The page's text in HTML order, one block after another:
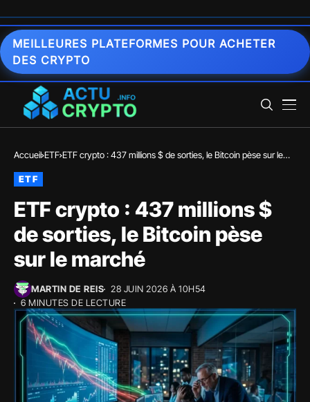
MEILLEURES PLATEFORMES POUR ACHETER
DES CRYPTO
Accueil ETF ETF crypto : 437 millions $ de sorties, le Bitcoin pèse sur le
ETF
ETF crypto : 437 millions $
de sorties, le Bitcoin pèse
sur le marché
MARTIN DE REIS
28 JUIN 2026 À 10H54
6 MINUTES DE LECTURE